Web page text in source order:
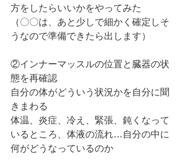
方をしたらいいかをやってみた
（〇〇は、あと少しで細かく確定しそ
うなので準備できたら出します）
②インナーマッスルの位置と臓器の状
態を再確認
自分の体がどういう状況かを自分に聞
きまわる
体温、炎症、冷え、緊張、鈍くなって
いるところ、体液の流れ…自分の中に
何がどうなっているのか